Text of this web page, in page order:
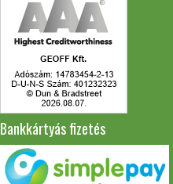
Bankkártyás fizetés